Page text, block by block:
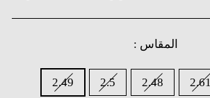
: المقاس
2.49 2.5 2.48 2.61